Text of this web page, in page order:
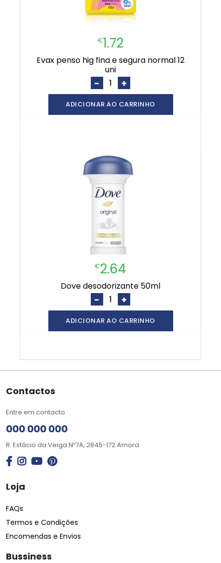
€1.72
evax penso hig fina e segura normal 12
uni
- +
ADICIONAR AO CARRINHO
€2.64
dove desodorizante 50ml
- +
ADICIONAR AO CARRINHO
Contactos
Entre em contacto
000 000 000
R. Estácio da Veiga Nº7A, 2845-172 Amora
Loja
FAQs
Termos e Condições
Encomendas e Envios
Bussiness